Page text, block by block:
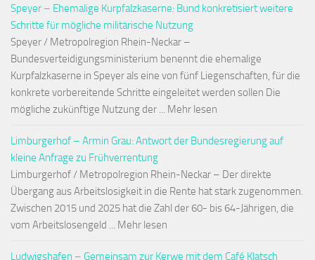
Speyer – Ehemalige Kurpfalzkaserne: Bund konkretisiert weitere
Schritte für mögliche militärische Nutzung
Speyer / Metropolregion Rhein-Neckar –
Bundesverteidigungsministerium benennt die ehemalige
Kurpfalzkaserne in Speyer als eine von fünf Liegenschaften, für die
konkrete vorbereitende Schritte eingeleitet werden sollen Die
mögliche zukünftige Nutzung der ... Mehr lesen
Limburgerhof – Armin Grau: Antwort der Bundesregierung auf
kleine Anfrage zu Frühverrentung
Limburgerhof / Metropolregion Rhein-Neckar – Der direkte
Übergang aus Arbeitslosigkeit in die Rente hat stark zugenommen.
Zwischen 2015 und 2025 hat die Zahl der 60- bis 64-Jährigen, die
vom Arbeitslosengeld ... Mehr lesen
Ludwigshafen – Gemeinsam zur Kerwe mit dem Café Klatsch